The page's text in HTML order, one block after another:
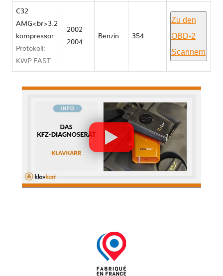
C32
AMG<br>3.2
kompressor
Protokoll:
KWP FAST
2002
2004
Benzin 354
Zu den
OBD-2
Scannern